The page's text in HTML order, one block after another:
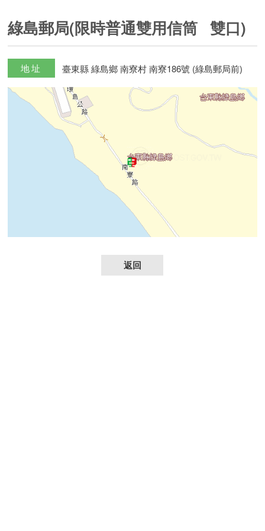
綠島郵局(限時普通雙用信筒 雙口)
地址 臺東縣 綠島鄉 南寮村 南寮186號 (綠島郵局前)